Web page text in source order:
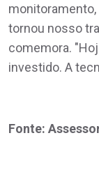
tornou nosso
comemora.
investido. A
Fonte: